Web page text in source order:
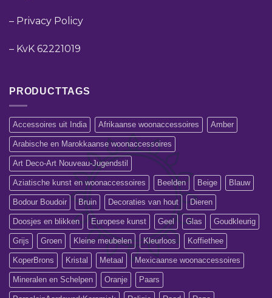
– Privacy Policy
– KvK 62221019
PRODUCTTAGS
Accessoires uit India Afrikaanse woonaccessoires Amber
Arabische en Marokkaanse woonaccessoires
Art Deco-Art Nouveau-Jugendstil
Aziatische kunst en woonaccessoires Beelden Beige Blauw
Bodour Boudoir Bruin Decoraties van hout Dieren
Doosjes en blikken Europese kunst Geel Glas Goudkleurig
Grijs Groen Kleine meubelen Kleurloos Koffiethee
KoperBrons Kristal Metaal Mexicaanse woonaccessoires
Mineralen en Schelpen Oranje Paars